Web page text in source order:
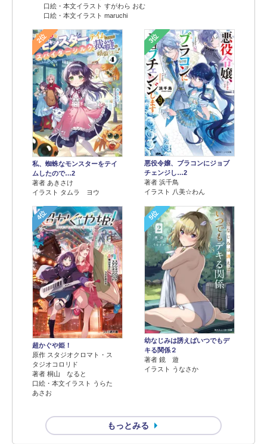
口絵・本文イラスト すがわら おむ
口絵・本文イラスト maruchi
2位
私、蜘蛛なモンスターをテイ
ムしたので…2
著者 あきさけ
イラスト タムラ ヨウ
3位
悪役令嬢、ブラコンにジョブ
チェンジし…2
著者 浜千鳥
イラスト 八美☆わん
4位
超かぐや姫！
原作 スタジオクロマト・ス
タジオコロリド
著者 桐山 なると
口絵・本文イラスト うらた
あさお
5位
幼なじみは誘えばいつでもデ
キる関係２
著者 鏡 遊
イラスト うなさか
もっとみる